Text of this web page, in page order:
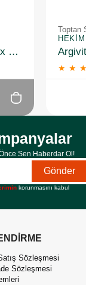
Newday Magnezyum Complex 60 Kapsül 10 Adet
Toptan
★ ★ ★
Sen Haberdar Ol!
Gönder
korunmasını kabul
Sözleşmesi
Sözleşmesi